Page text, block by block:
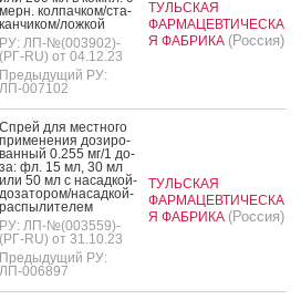
мерн. кол­пачком/ста­
кан­чи­ком/лож­кой
РУ: ЛП-№(003902)-
(РГ-RU) от 04.12.23
Предыдущий РУ:
ЛП-007102
ТУЛЬСКАЯ
ФАРМАЦЕВТИЧЕСКА
Я ФАБРИКА (Россия)
Спрей для мес­тно­го
при­мене­ния до­зиро­
ван­ный 0.255 мг/1 до­
за: фл. 15 мл, 30 мл
или 50 мл с на­сад­кой-
до­зато­ром/на­сад­кой-
рас­пы­лите­лем
РУ: ЛП-№(003559)-
(РГ-RU) от 31.10.23
Предыдущий РУ:
ЛП-006897
ТУЛЬСКАЯ
ФАРМАЦЕВТИЧЕСКА
Я ФАБРИКА (Россия)